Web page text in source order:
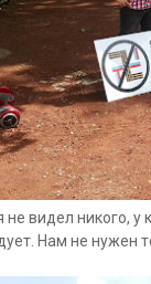
не видел никого,
Нам не нужен